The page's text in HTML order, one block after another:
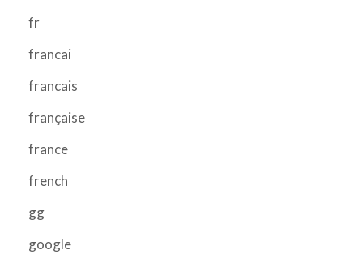
fr
francai
francais
française
france
french
gg
google